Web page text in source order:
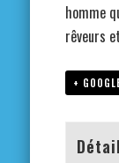
homme
rêveurs
+